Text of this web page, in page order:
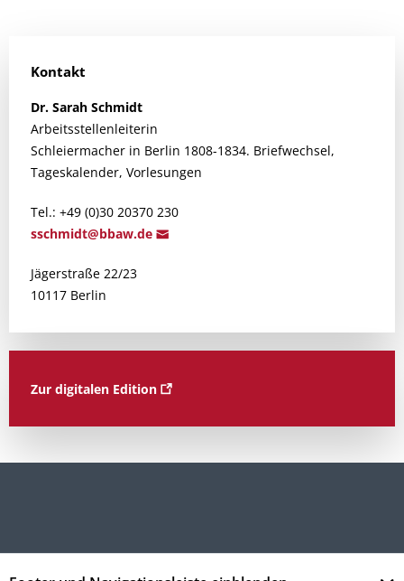
Kontakt
Dr. Sarah Schmidt
Arbeitsstellenleiterin
Schleiermacher in Berlin 1808-1834. Briefwechsel,
Tageskalender, Vorlesungen
Tel.: +49 (0)30 20370 230
sschmidt@bbaw.de
Jägerstraße 22/23
10117 Berlin
Zur digitalen Edition